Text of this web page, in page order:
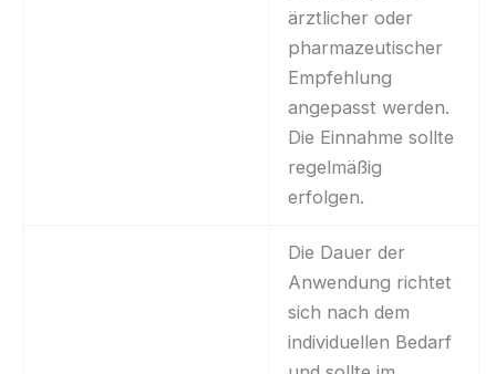
ärztlicher oder
pharmazeutischer
Empfehlung
angepasst werden.
Die Einnahme sollte
regelmäßig
erfolgen.
Die Dauer der
Anwendung richtet
sich nach dem
individuellen Bedarf